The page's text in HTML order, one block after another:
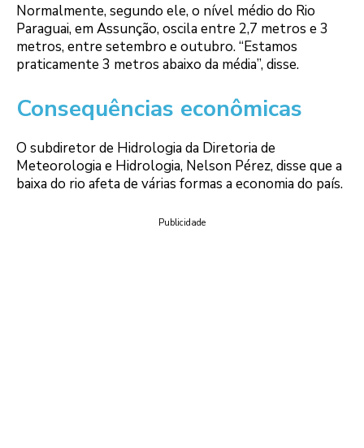
Normalmente, segundo ele, o nível médio do Rio
Paraguai, em Assunção, oscila entre 2,7 metros e 3
metros, entre setembro e outubro. “Estamos
praticamente 3 metros abaixo da média”, disse.
Consequências econômicas
O subdiretor de Hidrologia da Diretoria de
Meteorologia e Hidrologia, Nelson Pérez, disse que a
baixa do rio afeta de várias formas a economia do país.
Publicidade